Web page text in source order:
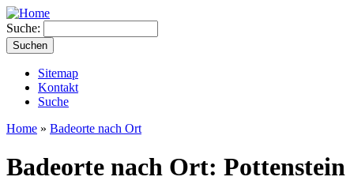
Suche:
Sitemap
Kontakt
Suche
Home » Badeorte nach Ort
Badeorte nach Ort: Pottenstein